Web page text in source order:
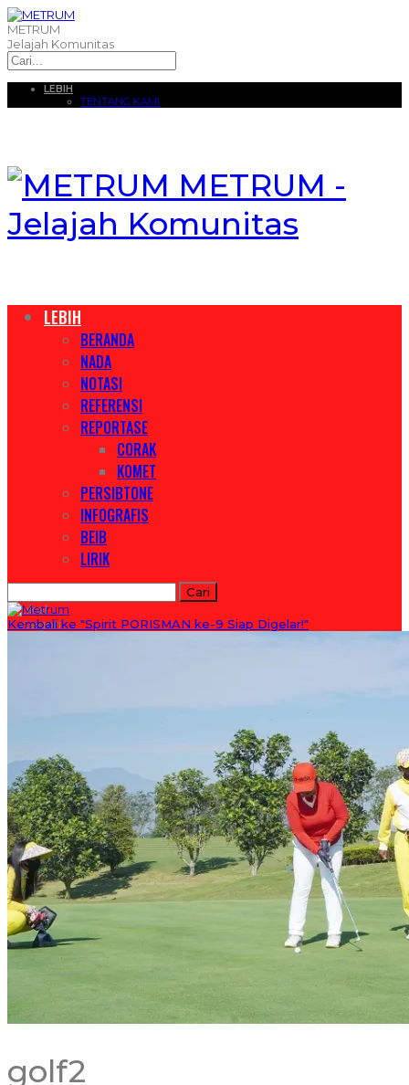
METRUM
Jelajah Komunitas
LEBIH
TENTANG KAMI
METRUM -
Jelajah Komunitas
LEBIH
BERANDA
NADA
NOTASI
REFERENSI
REPORTASE
CORAK
KOMET
PERSIBTONE
INFOGRAFIS
BEIB
LIRIK
Artikel
Kategori
Kembali ke "Spirit PORISMAN ke-9 Siap Digelar!"
golf2